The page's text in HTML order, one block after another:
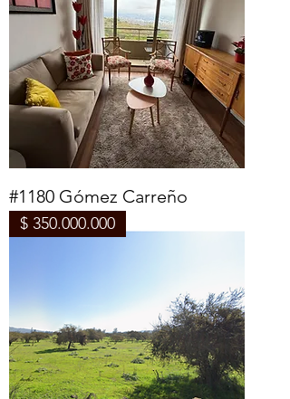
#1180 Gómez Carreño
$ 350.000.000